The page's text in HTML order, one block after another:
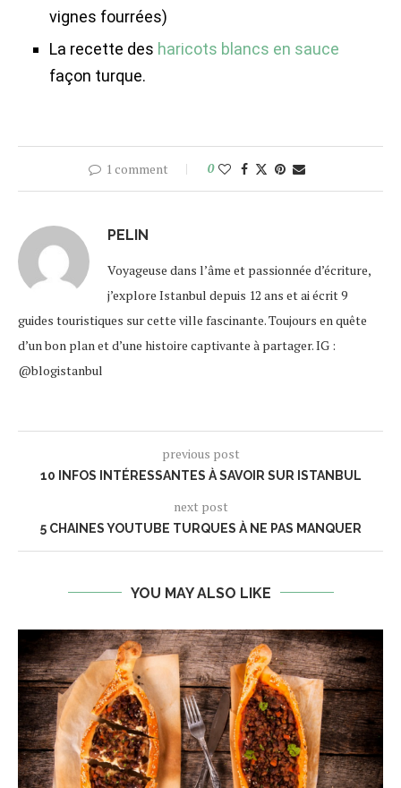
vignes fourrées)
La recette des haricots blancs en sauce
façon turque.
1 comment 0
PELIN
Voyageuse dans l’âme et passionnée d’écriture,
j’explore Istanbul depuis 12 ans et ai écrit 9
guides touristiques sur cette ville fascinante. Toujours en quête
d’un bon plan et d’une histoire captivante à partager. IG :
@blogistanbul
previous post
10 INFOS INTÉRESSANTES À SAVOIR SUR ISTANBUL
next post
5 CHAINES YOUTUBE TURQUES À NE PAS MANQUER
YOU MAY ALSO LIKE